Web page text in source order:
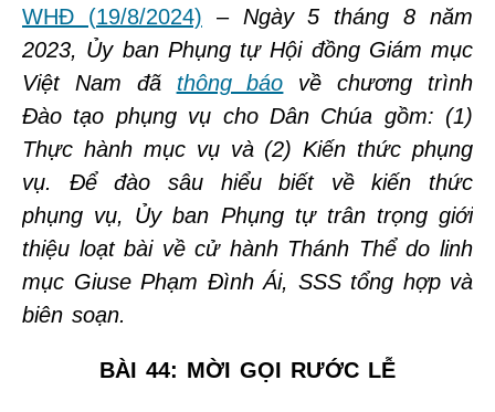
WHĐ (19/8/2024) – Ngày 5 tháng 8 năm
2023, Ủy ban Phụng tự Hội đồng Giám mục
Việt Nam đã thông báo về chương trình
Đào tạo phụng vụ cho Dân Chúa gồm: (1)
Thực hành mục vụ và (2) Kiến thức phụng
vụ. Để đào sâu hiểu biết về kiến thức
phụng vụ, Ủy ban Phụng tự trân trọng giới
thiệu loạt bài về cử hành Thánh Thể do linh
mục Giuse Phạm Đình Ái, SSS tổng hợp và
biên soạn.
BÀI 44: MỜI GỌI RƯỚC LỄ